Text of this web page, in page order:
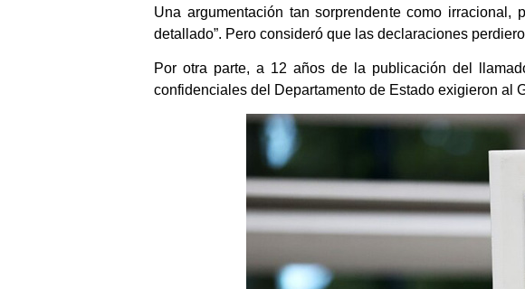
Una argumentación tan sorprendente como
detallado”. Pero consideró que las declaraciones
Por otra parte, a 12 años de la publicación del
confidenciales del Departamento de Estado exigieron al